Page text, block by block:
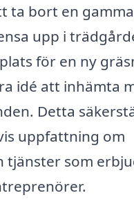
ta bort en
upp i
för en ny
idé att inhämta
Detta
uppfattning om
tjänster som